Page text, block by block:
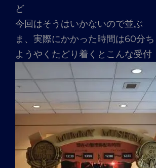
ど
今回はそうはいかないので並ぶ
ま、実際にかかった時間は60分
ようやくたどり着くとこんな受付